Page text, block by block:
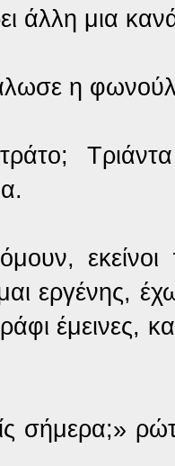
άλλη μια
η
εργένης,
έμεινες,
σήμερα;»